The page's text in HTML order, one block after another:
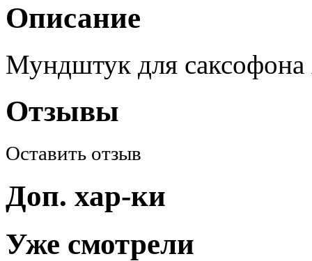
Описание
Мундштук для
Отзывы
Оставить отзыв
Доп. хар-ки
Уже смотрели